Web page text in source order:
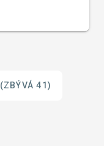
(ZBÝVÁ 41)